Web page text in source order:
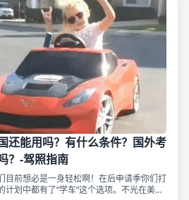
还能用吗？有什么条件？国外考
？-驾照指南
目前想必是一身轻松啊！在后申请季你们打
划中都有了“学车”这个选项。不光在美国